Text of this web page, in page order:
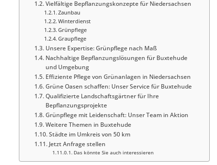
Vielfältige Bepflanzungskonzepte für Niedersachsen
Zaunbau
Winterdienst
Grünpflege
Graupflege
Unsere Expertise: Grünpflege nach Maß
Nachhaltige Bepflanzungslösungen für Buxtehude
und Umgebung
Effiziente Pflege von Grünanlagen in Niedersachsen
Grüne Oasen schaffen: Unser Service für Buxtehude
Qualifizierte Landschaftsgärtner für Ihre
Bepflanzungsprojekte
Grünpflege mit Leidenschaft: Unser Team in Aktion
Weitere Themen in Buxtehude
Städte im Umkreis von 50 km
Jetzt Anfrage stellen
Das könnte Sie auch interessieren